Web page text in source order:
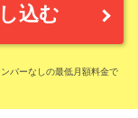
込む
バーなしの最低月額料金で